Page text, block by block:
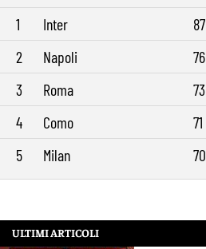
1 Inter
87
2
Napoli
76
3
Roma
73
4
Como
71
5
Milan 70
ULTIMI ARTICOLI